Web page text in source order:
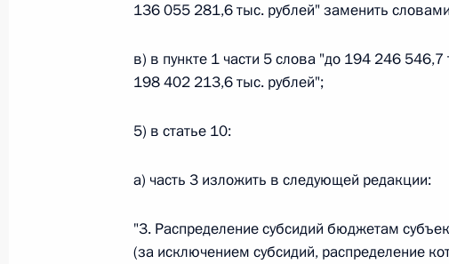
Федеральный закон от 26.07.2026 г. №
О внесении изменения в статью 6 Закона
26 июля 2026 года
О внесении изменений в статью 9.21 Кодекса
правонарушениях
136 055 281,6 тыс. рублей" заменить
в) в пункте 1 части 5 слова "до 194 246
198 402 213,6 тыс. рублей";
5) в статье 10:
а) часть 3 изложить в следующей редакции:
"3. Распределение субсидий бюджетам
(за исключением субсидий, распределение